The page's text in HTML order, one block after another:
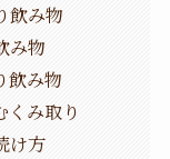
飲み物
み物
飲み物
くみ取り
け方